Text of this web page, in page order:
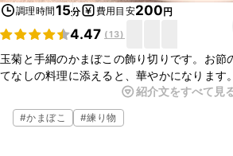
調理時間15分 費用目安200円
4.47 (13)
玉菊と手綱のかまぼこの飾り切りです。お節
てなしの料理に添えると、華やかになります
てもきれいですよ。ぜひお試しくださいね。
紹介文をすべて見
#かまぼこ #練り物